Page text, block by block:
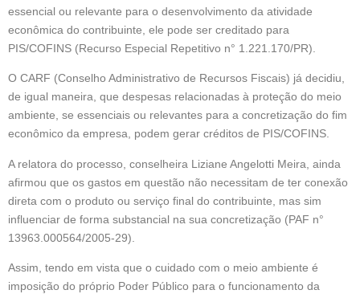
essencial ou relevante para o desenvolvimento da atividade
econômica do contribuinte, ele pode ser creditado para
PIS/COFINS (Recurso Especial Repetitivo n° 1.221.170/PR).
O CARF (Conselho Administrativo de Recursos Fiscais) já decidiu,
de igual maneira, que despesas relacionadas à proteção do meio
ambiente, se essenciais ou relevantes para a concretização do fim
econômico da empresa, podem gerar créditos de PIS/COFINS.
A relatora do processo, conselheira Liziane Angelotti Meira, ainda
afirmou que os gastos em questão não necessitam de ter conexão
direta com o produto ou serviço final do contribuinte, mas sim
influenciar de forma substancial na sua concretização (PAF n°
13963.000564/2005-29).
Assim, tendo em vista que o cuidado com o meio ambiente é
imposição do próprio Poder Público para o funcionamento da